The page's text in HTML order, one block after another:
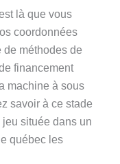
là que vous
coordonnées
de méthodes de
financement
machine à sous
savoir à ce stade
jeu située dans un
québec les